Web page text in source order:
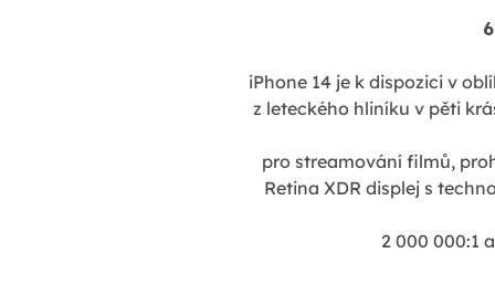
iPhone 14 je k dispozici v
z leteckého hliníku v pěti
pro streamování filmů,
Retina XDR displej s
2 000 000:1